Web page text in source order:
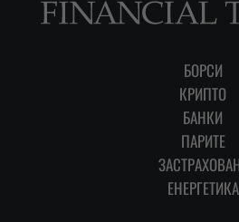
БОРСИ
КРИПТО
БАНКИ
ПАРИТЕ
ЕНЕРГЕТИКА